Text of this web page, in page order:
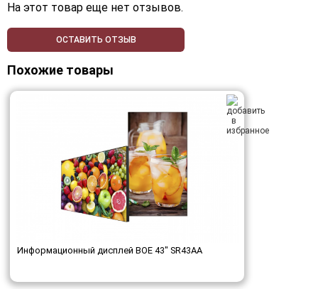
На этот товар еще нет отзывов.
ОСТАВИТЬ ОТЗЫВ
Похожие товары
Информационный дисплей BOE 43" SR43AA